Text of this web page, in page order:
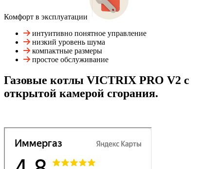
Комфорт в эксплуатации
интуитивно понятное управление
низкий уровень шума
компактные размеры
простое обслуживание
Газовые котлы VICTRIX PRO V2 с
открытой камерой сгорания.